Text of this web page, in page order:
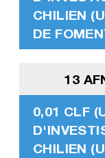
CHILIEN
DE
13
0,01 CLF
CHILIEN